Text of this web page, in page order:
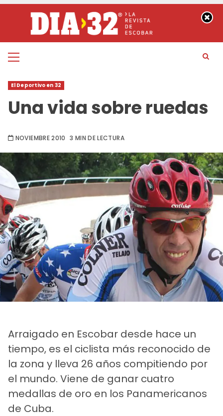
contenido
Menú
El Deportivo en 32
Una vida sobre ruedas
NOVIEMBRE 2010 3 MIN DE LECTURA
Arraigado en Escobar desde hace un
tiempo, es el ciclista más reconocido de
la zona y lleva 26 años compitiendo por
el mundo. Viene de ganar cuatro
medallas de oro en los Panamericanos
de Cuba.